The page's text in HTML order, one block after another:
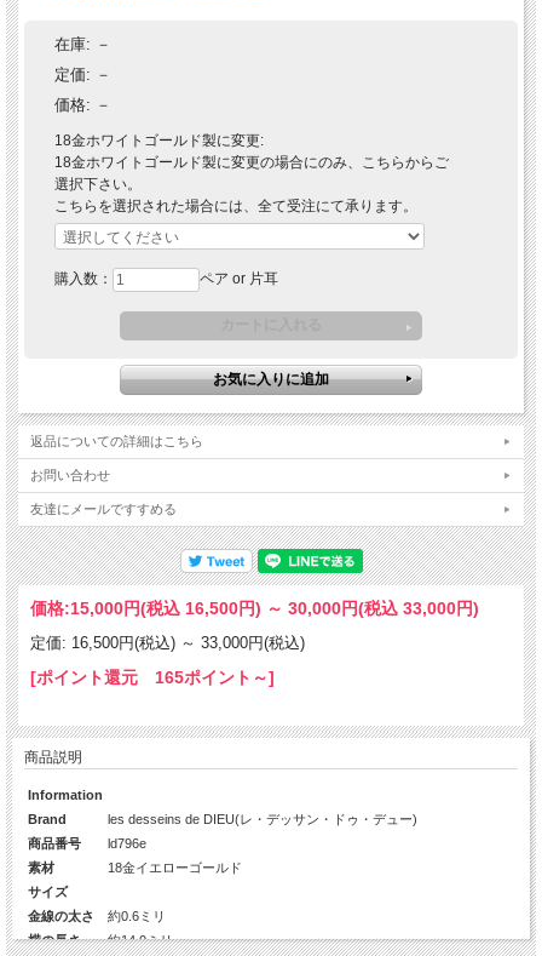
在庫: －
定価: －
価格: －
18金ホワイトゴールド製に変更:
18金ホワイトゴールド製に変更の場合にのみ、こちらからご
選択下さい。
こちらを選択された場合には、全て受注にて承ります。
購入数： ペア or 片耳
返品についての詳細はこちら
お問い合わせ
友達にメールですすめる
価格:15,000円(税込 16,500円) ～ 30,000円(税込 33,000円)
定価: 16,500円(税込) ～ 33,000円(税込)
[ポイント還元 165ポイント～]
商品説明
Information
Brand
les desseins de DIEU(レ・デッサン・ドゥ・デュー)
商品番号
ld796e
素材
18金イエローゴールド
サイズ
金線の太さ
約0.6ミリ
横の長さ
約14.0ミリ